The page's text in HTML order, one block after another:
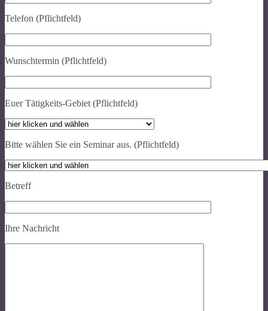
Telefon (Pflichtfeld)
Wunschtermin (Pflichtfeld)
Euer Tätigkeits-Gebiet (Pflichtfeld)
Bitte wählen Sie ein Seminar aus. (Pflichtfeld)
Betreff
Ihre Nachricht